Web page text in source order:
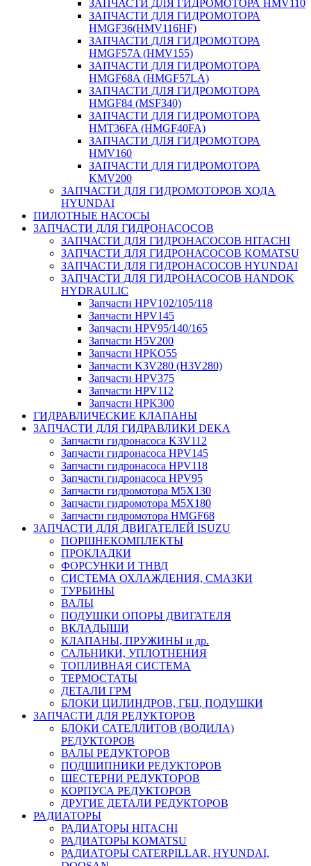
ЗАПЧАСТИ ДЛЯ ГИДРОМОТОРА HMV110
ЗАПЧАСТИ ДЛЯ ГИДРОМОТОРА
HMGF36(HMV116HF)
ЗАПЧАСТИ ДЛЯ ГИДРОМОТОРА
HMGF57A (HMV155)
ЗАПЧАСТИ ДЛЯ ГИДРОМОТОРА
HMGF68A (HMGF57LA)
ЗАПЧАСТИ ДЛЯ ГИДРОМОТОРА
HMGF84 (MSF340)
ЗАПЧАСТИ ДЛЯ ГИДРОМОТОРА
HMT36FA (HMGF40FA)
ЗАПЧАСТИ ДЛЯ ГИДРОМОТОРА
HMV160
ЗАПЧАСТИ ДЛЯ ГИДРОМОТОРА
KMV200
ЗАПЧАСТИ ДЛЯ ГИДРОМОТОРОВ ХОДА
HYUNDAI
ПИЛОТНЫЕ НАСОСЫ
ЗАПЧАСТИ ДЛЯ ГИДРОНАСОСОВ
ЗАПЧАСТИ ДЛЯ ГИДРОНАСОСОВ HITACHI
ЗАПЧАСТИ ДЛЯ ГИДРОНАСОСОВ KOMATSU
ЗАПЧАСТИ ДЛЯ ГИДРОНАСОСОВ HYUNDAI
ЗАПЧАСТИ ДЛЯ ГИДРОНАСОСОВ HANDOK
HYDRAULIC
Запчасти HPV102/105/118
Запчасти HPV145
Запчасти HPV95/140/165
Запчасти H5V200
Запчасти HPKO55
Запчасти K3V280 (H3V280)
Запчасти HPV375
Запчасти HPV112
Запчасти HPK300
ГИДРАВЛИЧЕСКИЕ КЛАПАНЫ
ЗАПЧАСТИ ДЛЯ ГИДРАВЛИКИ DEKA
Запчасти гидронасоса K3V112
Запчасти гидронасоса HPV145
Запчасти гидронасоса HPV118
Запчасти гидронасоса HPV95
Запчасти гидромотора M5X130
Запчасти гидромотора M5X180
Запчасти гидромотора HMGF68
ЗАПЧАСТИ ДЛЯ ДВИГАТЕЛЕЙ ISUZU
ПОРШНЕКОМПЛЕКТЫ
ПРОКЛАДКИ
ФОРСУНКИ И ТНВД
СИСТЕМА ОХЛАЖДЕНИЯ, СМАЗКИ
ТУРБИНЫ
ВАЛЫ
ПОДУШКИ ОПОРЫ ДВИГАТЕЛЯ
ВКЛАДЫШИ
КЛАПАНЫ, ПРУЖИНЫ и др.
САЛЬНИКИ, УПЛОТНЕНИЯ
ТОПЛИВНАЯ СИСТЕМА
ТЕРМОСТАТЫ
ДЕТАЛИ ГРМ
БЛОКИ ЦИЛИНДРОВ, ГБЦ, ПОДУШКИ
ЗАПЧАСТИ ДЛЯ РЕДУКТОРОВ
БЛОКИ САТЕЛЛИТОВ (ВОДИЛА)
РЕДУКТОРОВ
ВАЛЫ РЕДУКТОРОВ
ПОДШИПНИКИ РЕДУКТОРОВ
ШЕСТЕРНИ РЕДУКТОРОВ
КОРПУСА РЕДУКТОРОВ
ДРУГИЕ ДЕТАЛИ РЕДУКТОРОВ
РАДИАТОРЫ
РАДИАТОРЫ HITACHI
РАДИАТОРЫ KOMATSU
РАДИАТОРЫ CATERPILLAR, HYUNDAI,